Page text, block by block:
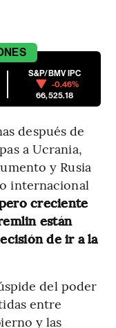
S&P/BMV IPC
-0.46%
66,525.18
después de
a Ucrania,
y Rusia
internacional
creciente
están
de ir a la
del poder
entre
y las